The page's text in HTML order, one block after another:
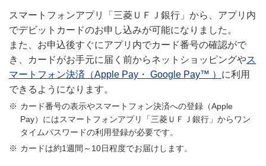
スマートフォンアプリ「三菱ＵＦＪ銀行」から、アプリ内
でデビットカードのお申し込みが可能になりました。
また、お申込後すぐにアプリ内でカード番号の確認がで
き、カードがお手元に届く前からネットショッピングやス
マートフォン決済（Apple Pay・ Google Pay™ ） に利用
できるようになります。
カード番号の表示やスマートフォン決済への登録（Apple
Pay）にはスマートフォンアプリ「三菱ＵＦＪ銀行」からワン
タイムパスワードの利用登録が必要です。
カードは約1週間～10日程度でお届けします。